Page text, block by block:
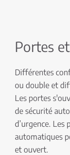
Portes
Différentes
ou double et
Les portes
de sécurité
d’urgence. Les
automatiques
et ouvert.